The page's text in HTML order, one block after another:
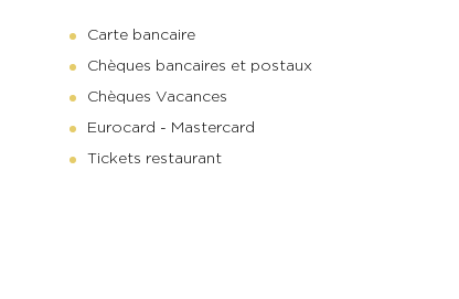
Carte bancaire
Chèques bancaires et postaux
Chèques Vacances
Eurocard - Mastercard
Tickets restaurant